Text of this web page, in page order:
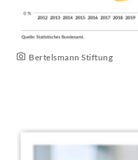
Bertelsmann Stiftung